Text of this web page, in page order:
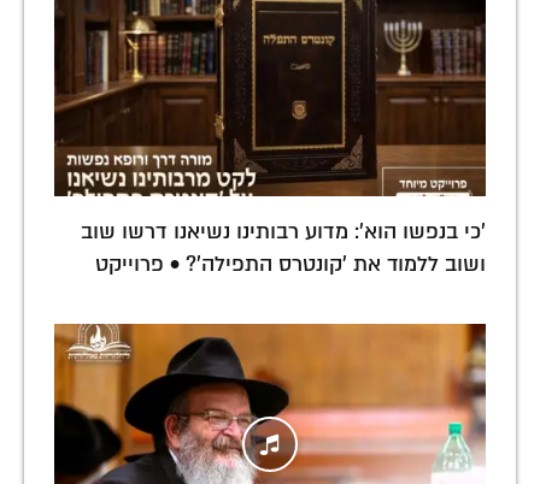
'כי בנפשו הוא': מדוע רבותינו נשיאנו דרשו שוב
ושוב ללמוד את 'קונטרס התפילה'? • פרוייקט